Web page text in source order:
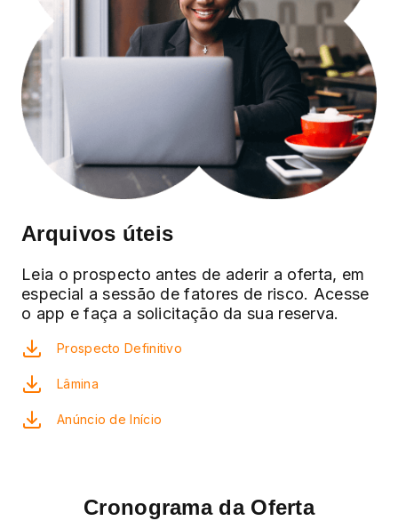
Arquivos úteis
Leia o prospecto antes de aderir a oferta, em
especial a sessão de fatores de risco. Acesse
o app e faça a solicitação da sua reserva.
Prospecto Definitivo
Lâmina
Anúncio de Início
Cronograma da Oferta